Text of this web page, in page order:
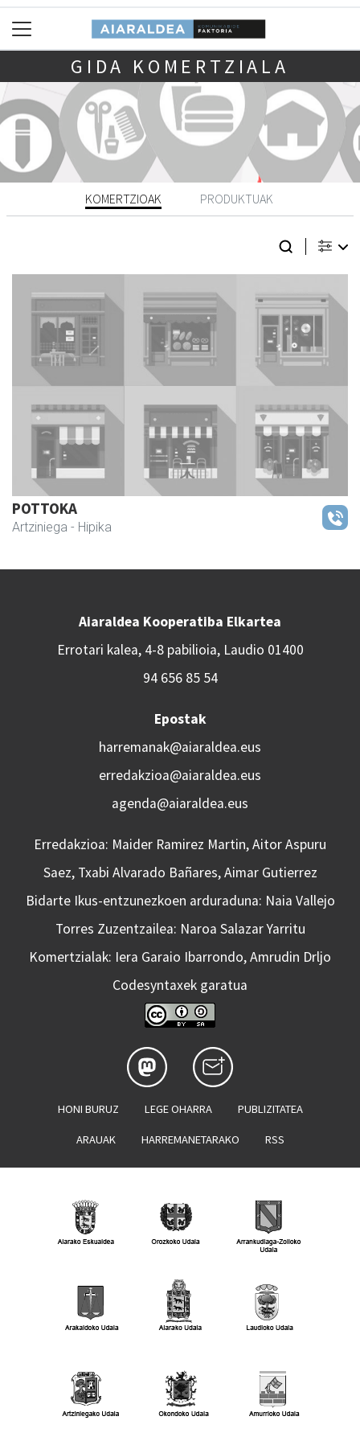
GIDA KOMERTZIALA
KOMERTZIOAK PRODUKTUAK
POTTOKA
Artziniega - Hipika
Aiaraldea Kooperatiba Elkartea
Errotari kalea, 4-8 pabilioia, Laudio 01400
94 656 85 54
Epostak
harremanak@aiaraldea.eus
erredakzioa@aiaraldea.eus
agenda@aiaraldea.eus
Erredakzioa: Maider Ramirez Martin, Aitor Aspuru
Saez, Txabi Alvarado Bañares, Aimar Gutierrez
Bidarte Ikus-entzunezkoen arduraduna: Naia Vallejo
Torres Zuzentzailea: Naroa Salazar Yarritu
Komertzialak: Iera Garaio Ibarrondo, Amrudin Drljo
Codesyntaxek garatua
HONI BURUZ LEGE OHARRA PUBLIZITATEA
ARAUAK HARREMANETARAKO RSS